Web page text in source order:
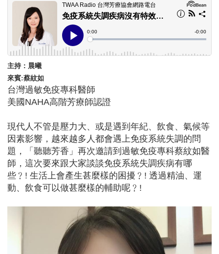
主持：晨曦
來賓:蔡紋如
台灣過敏免疫專科醫師
美國NAHA高階芳療師認證
現代人不管是壓力大、或是遇到年紀、飲食、氣候等
因素影響，越來越多人都會遇上免疫系統失調的問
題，「聽聽芳香」再次邀請到過敏免疫專科蔡紋如醫
師，這次要來跟大家談談免疫系統失調疾病有哪
些﹖! 生活上會產生甚麼樣的困擾﹖! 透過精油、運
動、飲食可以做甚麼樣的輔助呢﹖!